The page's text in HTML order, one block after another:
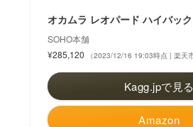
オカムラ レオパード ハイバッ
SOHO本舗
¥285,120
（2023/12/16 19:03時点 | 楽天
Amazon
Kagg.jpで見る